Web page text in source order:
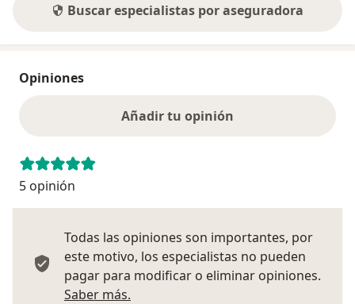
Buscar especialistas por aseguradora
Opiniones
Añadir tu opinión
5 opinión
Todas las opiniones son importantes, por
este motivo, los especialistas no pueden
pagar para modificar o eliminar opiniones.
Saber más.